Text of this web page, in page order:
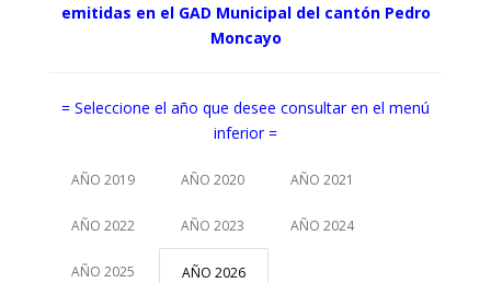
emitidas en el GAD Municipal del cantón Pedro
Moncayo
= Seleccione el año que desee consultar en el menú
inferior =
AÑO 2019 AÑO 2020 AÑO 2021
AÑO 2022 AÑO 2023 AÑO 2024
AÑO 2025 AÑO 2026